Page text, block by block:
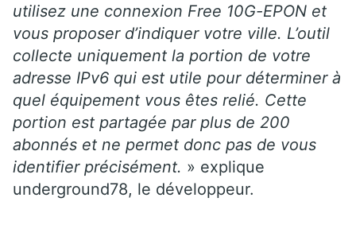
utilisez une connexion Free 10G-EPON et
vous proposer d’indiquer votre ville. L’outil
collecte uniquement la portion de votre
adresse IPv6 qui est utile pour déterminer à
quel équipement vous êtes relié. Cette
portion est partagée par plus de 200
abonnés et ne permet donc pas de vous
identifier précisément. » explique
underground78, le développeur.